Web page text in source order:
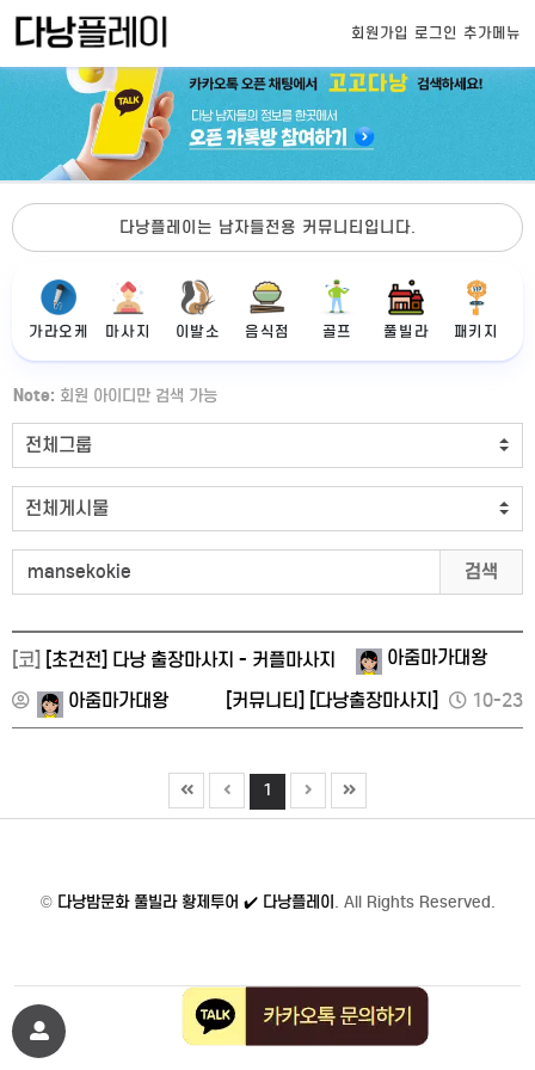
회원가입 로그인 추가메뉴
다낭플레이는 남자들전용 커뮤니티입니다.
가라오케 마사지 이발소 음식점 골프 풀빌라 패키지
Note: 회원 아이디만 검색 가능
검색
[코] [초건전] 다낭 출장마사지 - 커플마사지
아줌마가대왕
아줌마가대왕
[커뮤니티] [다낭출장마사지] 10-23
1
© 다낭밤문화 풀빌라 황제투어 ✔️ 다낭플레이 . All Rights Reserved.